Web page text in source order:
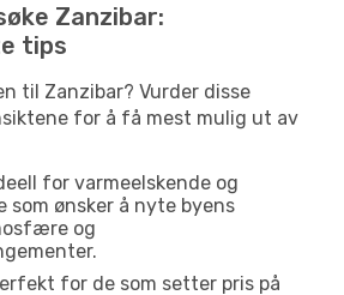
Zanzibar:
tips
til Zanzibar? Vurder disse
for å få mest mulig ut av
for varmeelskende og
som ønsker å nyte byens
og
for de som setter pris på